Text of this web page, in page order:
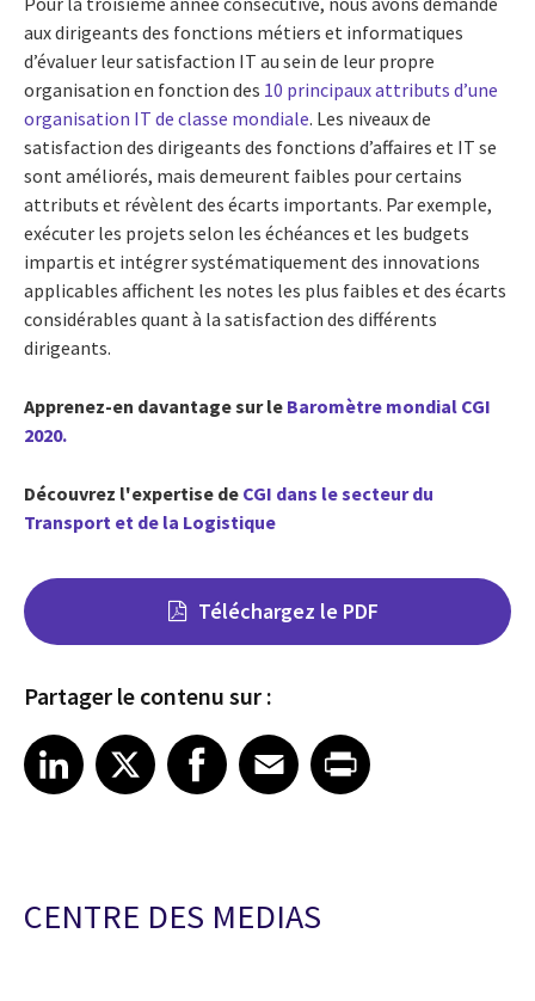
aux dirigeants des fonctions métiers et informatiques
d’évaluer leur satisfaction IT au sein de leur propre
organisation en fonction des 10 principaux attributs d’une
organisation IT de classe mondiale. Les niveaux de
satisfaction des dirigeants des fonctions d’affaires et IT se
sont améliorés, mais demeurent faibles pour certains
attributs et révèlent des écarts importants. Par exemple,
exécuter les projets selon les échéances et les budgets
impartis et intégrer systématiquement des innovations
applicables affichent les notes les plus faibles et des écarts
considérables quant à la satisfaction des différents
dirigeants.
Apprenez-en davantage sur le Baromètre mondial CGI
2020.
Découvrez l'expertise de CGI dans le secteur du
Transport et de la Logistique
Téléchargez le PDF
Partager le contenu sur :
Share on LinkedIn
LinkedIn
Share on X Share on Facebook
Facebook
Share on EmailEmailShare on Print
CENTRE DES MEDIAS